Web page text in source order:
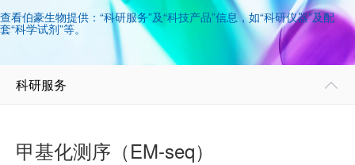
查看伯豪生物提供：“科研服务”及“科技产品”信息，如“科研仪器”及配
套“科学试剂”等。
科研服务 
甲基化测序（EM-seq）